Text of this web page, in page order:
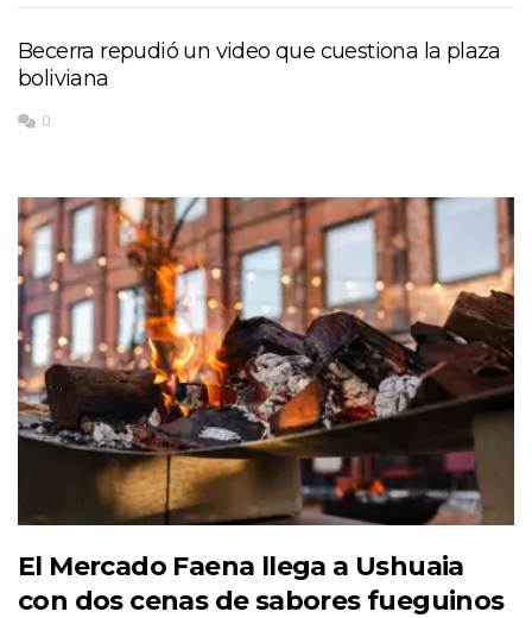
Becerra repudió un video que cuestiona la plaza
boliviana
0
El Mercado Faena llega a Ushuaia
con dos cenas de sabores fueguinos